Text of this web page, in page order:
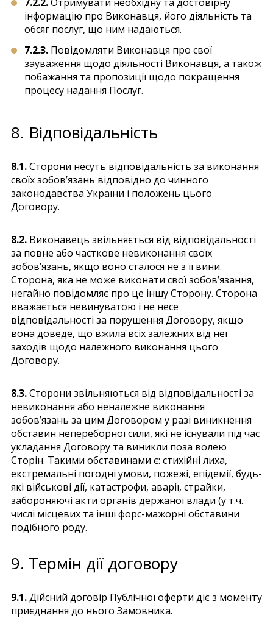
інформацію про Виконавця, його діяльність та
обсяг послуг, що ним надаються.
7.2.3. Повідомляти Виконавця про свої
зауваження щодо діяльності Виконавця, а також
побажання та пропозиції щодо покращення
процесу надання Послуг.
8. Відповідальність
8.1.Сторони несуть відповідальність за виконання
своїх зобов’язань відповідно до чинного
законодавства України і положень цього
Договору.
8.2. Виконавець звільняється від відповідальності
за повне або часткове невиконання своїх
зобов’язань, якщо воно сталося не з її вини.
Сторона, яка не може виконати свої зобов’язання,
негайно повідомляє про це іншу Сторону. Сторона
вважається невинуватою і не несе
відповідальності за порушення Договору, якщо
вона доведе, що вжила всіх залежних від неї
заходів щодо належного виконання цього
Договору.
8.3.Сторони звільняються від відповідальності за
невиконання або неналежне виконання
зобов’язань за цим Договором у разі виникнення
обставин непереборної сили, які не існували під час
укладання Договору та виникли поза волею
Сторін. Такими обставинами є: стихійні лиха,
екстремальні погодні умови, пожежі, епідемії, будь-
які військові дії, катастрофи, аварії, страйки,
забороняючі акти органів держаної влади (у т.ч.
числі місцевих та інші форс-мажорні обставини
подібного роду.
9. Термін дії договору
9.1.Дійсний договір Публічної оферти діє з моменту
приєднання до нього Замовника.